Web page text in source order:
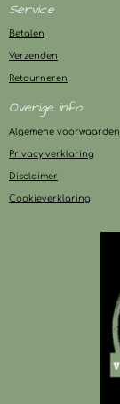
Service
Betalen
Verzenden
Retourneren
Overige info
Algemene voorwaarden
Privacy verklaring
Disclaimer
Cookieverklaring